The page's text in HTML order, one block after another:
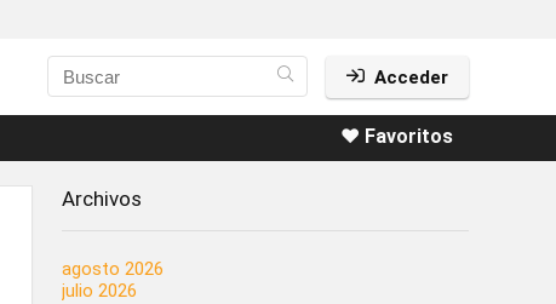
Acceder
❤️ Favoritos
Archivos
agosto 2026
julio 2026